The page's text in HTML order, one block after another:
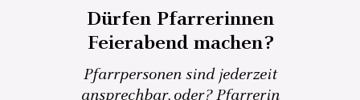
Dürfen Pfarrerinnen
Feierabend machen?
Pfarrpersonen sind jederzeit
ansprechbar, oder? Pfarrerin